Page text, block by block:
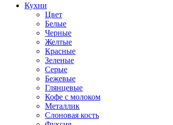
Кухни
Цвет
Белые
Черные
Желтые
Красные
Зеленые
Серые
Бежевые
Глянцевые
Кофе с молоком
Металлик
Слоновая кость